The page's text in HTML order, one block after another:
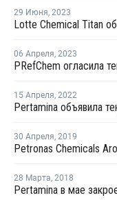
29 Июня, 2023
06 Апреля, 2023
PRefChem огласила
15 Апреля, 2022
30 Апреля, 2019
28 Марта, 2018
Pertamina в мае